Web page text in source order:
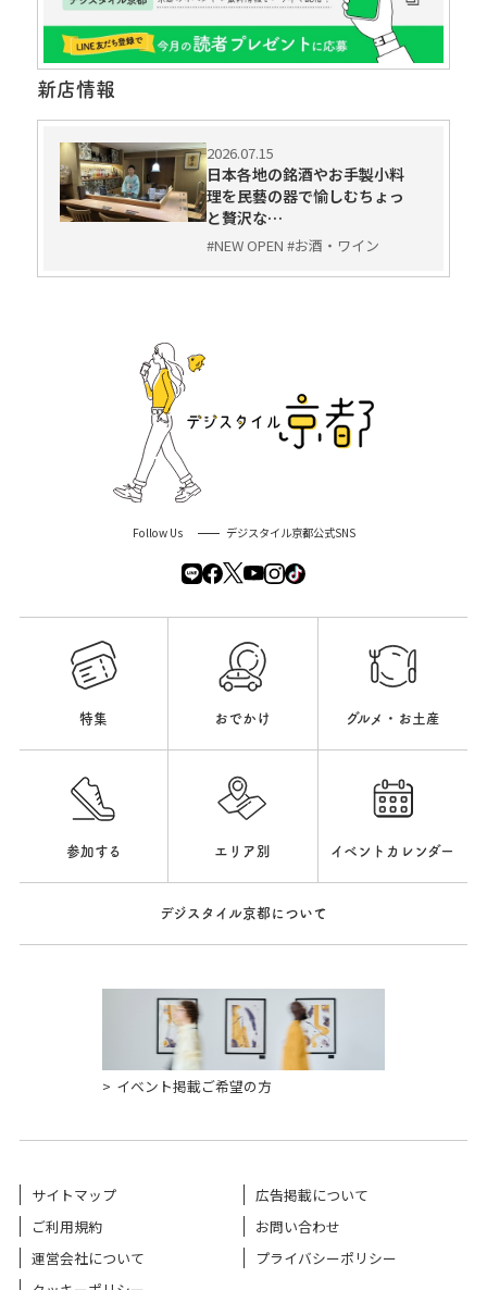
新店情報
2026.07.15
日本各地の銘酒やお手製小料
理を民藝の器で愉しむちょっ
と贅沢な…
#NEW OPEN #お酒・ワイン
Follow Us デジスタイル京都公式SNS
特集 おでかけ グルメ・お土産
参加する エリア別 イベントカレンダー
デジスタイル京都について
イベント掲載ご希望の方
サイトマップ
広告掲載について
ご利用規約
お問い合わせ
運営会社について
プライバシーポリシー